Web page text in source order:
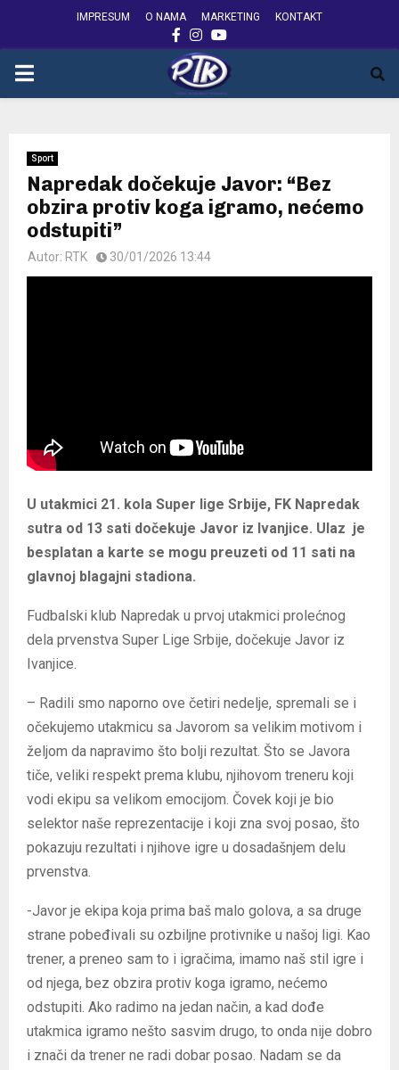
IMPRESUM O NAMA MARKETING KONTAKT
FACEBOOK
INSTAGRAM
YOUTUBE
PRIMARY
Sport
Napredak dočekuje Javor: “Bez
obzira protiv koga igramo, nećemo
odstupiti”
Autor: RTK 30/01/2026 13:44
U utakmici 21. kola Super lige Srbije, FK Napredak
sutra od 13 sati dočekuje Javor iz Ivanjice. Ulaz je
besplatan a karte se mogu preuzeti od 11 sati na
glavnoj blagajni stadiona.
Fudbalski klub Napredak u prvoj utakmici prolećnog
dela prvenstva Super Lige Srbije, dočekuje Javor iz
Ivanjice.
– Radili smo naporno ove četiri nedelje, spremali se i
očekujemo utakmicu sa Javorom sa velikim motivom i
željom da napravimo što bolji rezultat. Što se Javora
tiče, veliki respekt prema klubu, njihovom treneru koji
vodi ekipu sa velikom emocijom. Čovek koji je bio
selektor naše reprezentacije i koji zna svoj posao, što
pokazuju rezultati i njihove igre u dosadašnjem delu
prvenstva.
-Javor je ekipa koja prima baš malo golova, a sa druge
strane pobeđivali su ozbiljne protivnike u našoj ligi. Kao
trener, a preneo sam to i igračima, imamo naš stil igre i
od njega, bez obzira protiv koga igramo, nećemo
odstupiti. Ako radimo na jedan način, a kad dođe
utakmica igramo nešto sasvim drugo, to onda nije dobro
i znači da trener ne radi dobar posao. Nadam se da